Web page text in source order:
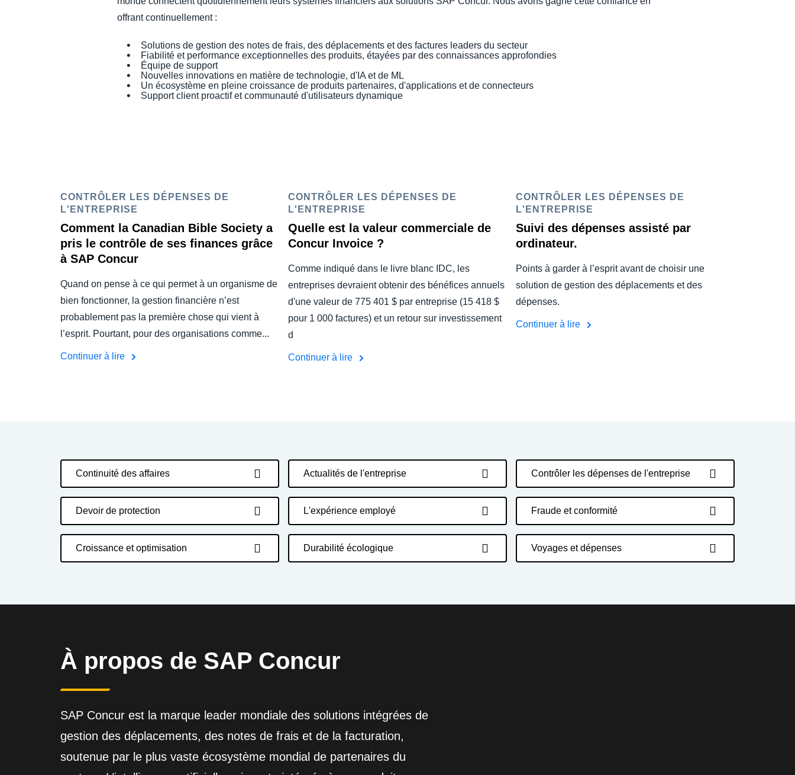
offrant continuellement :
Solutions de gestion des notes de frais, des déplacements et des factures leaders du secteur
Fiabilité et performance exceptionnelles des produits, étayées par des connaissances approfondies
Équipe de support
Nouvelles innovations en matière de technologie, d'IA et de ML
Un écosystème en pleine croissance de produits partenaires, d'applications et de connecteurs
Support client proactif et communauté d'utilisateurs dynamique
CONTRÔLER LES DÉPENSES DE
L'ENTREPRISE
Comment la Canadian Bible Society a
pris le contrôle de ses finances grâce
à SAP Concur
Quand on pense à ce qui permet à un organisme de
bien fonctionner, la gestion financière n’est
probablement pas la première chose qui vient à
l’esprit. Pourtant, pour des organisations comme...
Continuer à lire
CONTRÔLER LES DÉPENSES DE
L'ENTREPRISE
Quelle est la valeur commerciale de
Concur Invoice ?
Comme indiqué dans le livre blanc IDC, les
entreprises devraient obtenir des bénéfices annuels
d'une valeur de 775 401 $ par entreprise (15 418 $
pour 1 000 factures) et un retour sur investissement
d
Continuer à lire
CONTRÔLER LES DÉPENSES DE
L'ENTREPRISE
Suivi des dépenses assisté par
ordinateur.
Points à garder à l’esprit avant de choisir une
solution de gestion des déplacements et des
dépenses.
Continuer à lire
Continuité des affaires Actualités de l'entreprise Contrôler les dépenses de l'entreprise
Devoir de protection L'expérience employé Fraude et conformité
Croissance et optimisation Durabilité écologique Voyages et dépenses
À propos de SAP Concur
SAP Concur est la marque leader mondiale des solutions intégrées de
gestion des déplacements, des notes de frais et de la facturation,
soutenue par le plus vaste écosystème mondial de partenaires du